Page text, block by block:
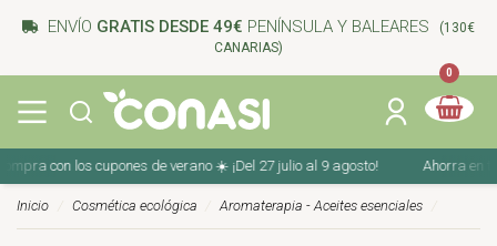
ENVÍO GRATIS DESDE 49€ PENÍNSULA Y BALEARES
(130€
CANARIAS)
0
con los cupones de verano ☀️ ¡Del 27 julio al 9 agosto! Ahorra en tu
Inicio Cosmética ecológica Aromaterapia - Aceites esenciales